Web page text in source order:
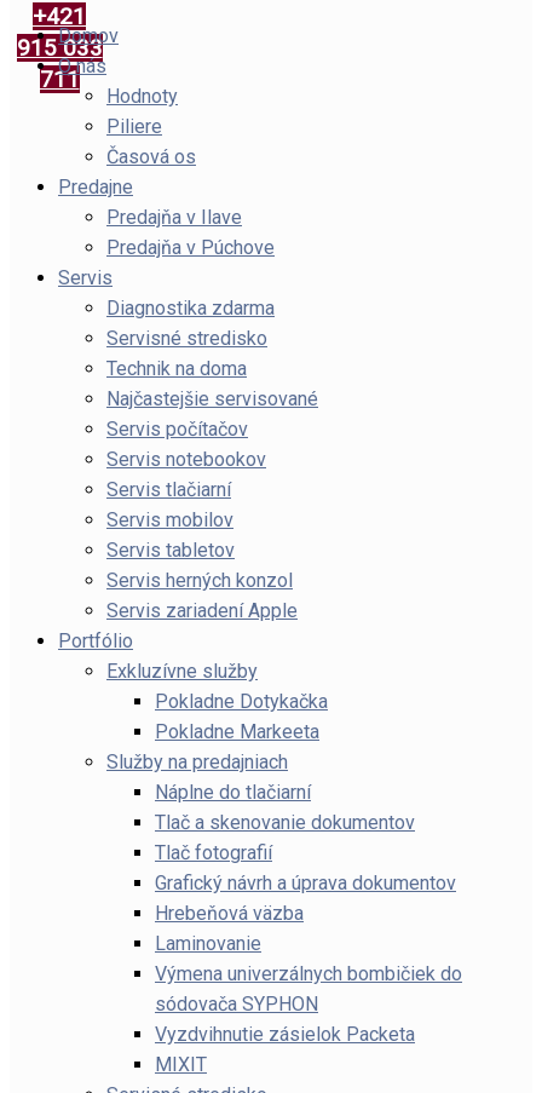
+421
915 033
711
Domov
O nás
Hodnoty
Piliere
Časová os
Predajne
Predajňa v Ilave
Predajňa v Púchove
Servis
Diagnostika zdarma
Servisné stredisko
Technik na doma
Najčastejšie servisované
Servis počítačov
Servis notebookov
Servis tlačiarní
Servis mobilov
Servis tabletov
Servis herných konzol
Servis zariadení Apple
Portfólio
Exkluzívne služby
Pokladne Dotykačka
Pokladne Markeeta
Služby na predajniach
Náplne do tlačiarní
Tlač a skenovanie dokumentov
Tlač fotografií
Grafický návrh a úprava dokumentov
Hrebeňová väzba
Laminovanie
Výmena univerzálnych bombičiek do
sódovača SYPHON
Vyzdvihnutie zásielok Packeta
MIXIT